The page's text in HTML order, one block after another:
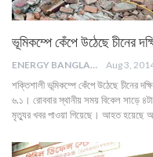
ভূমিকম্পে কেঁপে উঠেছে চীনের
ENERGY BANGLA Aug 3,
শক্তিশালী ভূমিকম্পে কেঁপে উঠেছে চীনের
৬.১। রোববার স্থানীয় সময় বিকেল সাড়ে
মৃত্যুর খবর পাওয়া গিয়েছে। আহত